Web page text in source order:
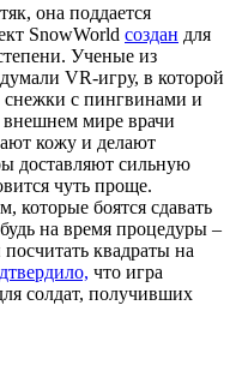
она поддается
SnowWorld создан для
Ученые из
VR-игру, в которой
снежки с пингвинами и
мире врачи
кожу и делают
доставляют сильную
чуть проще.
боятся сдавать
на время процедуры –
квадраты на
что игра
солдат, получивших